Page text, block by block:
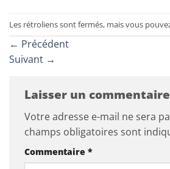
Les rétroliens sont fermés, mais vous
← Précédent
Suivant →
Laisser un commentaire
Votre adresse e-mail ne sera
champs obligatoires sont
Commentaire *